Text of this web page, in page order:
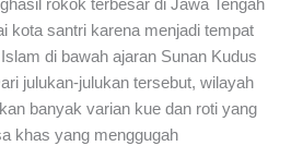
rokok terbesar di Jawa Tengah
kota santri karena menjadi tempat
di bawah ajaran Sunan Kudus
julukan-julukan tersebut, wilayah
banyak varian kue dan roti yang
khas yang menggugah